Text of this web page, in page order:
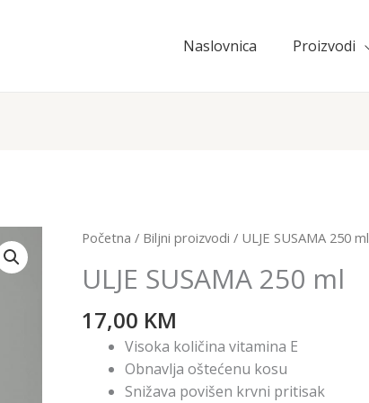
Naslovnica Proizvodi
Početna / Biljni proizvodi / ULJE SUSAMA 250 ml
ULJE SUSAMA 250 ml
17,00 KM
Visoka količina vitamina E
Obnavlja oštećenu kosu
Snižava povišen krvni pritisak
ULJE
250
količina